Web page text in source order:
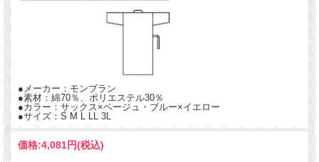
●メーカー：モンブラン
●素材：綿70％、ポリエステル30％
●カラー：サックス×ベージュ・ブルー×イエロー
●サイズ：S M L LL 3L
価格:4,081円(税込)